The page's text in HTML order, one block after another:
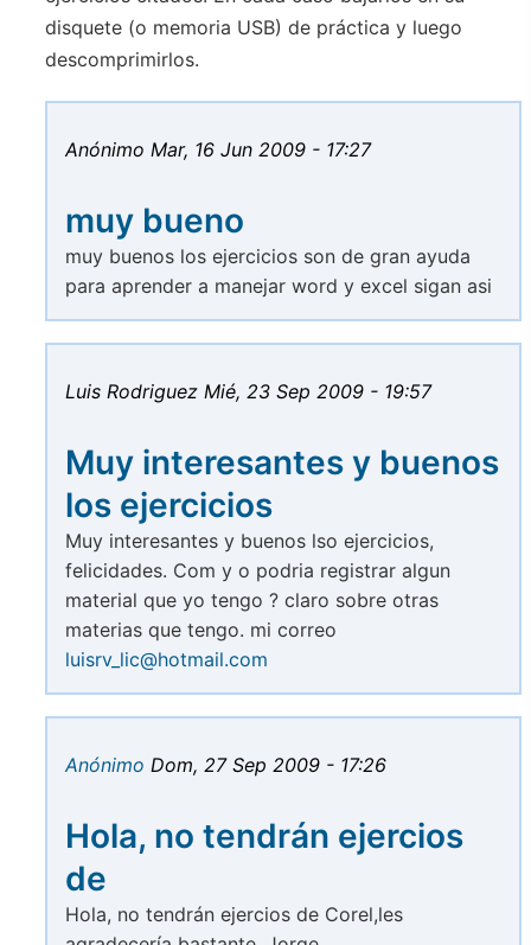
disquete (o memoria USB) de práctica y luego
descomprimirlos.
Anónimo Mar, 16 Jun 2009 - 17:27
muy bueno
muy buenos los ejercicios son de gran ayuda
para aprender a manejar word y excel sigan asi
Luis Rodriguez Mié, 23 Sep 2009 - 19:57
Muy interesantes y buenos
los ejercicios
Muy interesantes y buenos lso ejercicios,
felicidades. Com y o podria registrar algun
material que yo tengo ? claro sobre otras
materias que tengo. mi correo
luisrv_lic@hotmail.com
Anónimo Dom, 27 Sep 2009 - 17:26
Hola, no tendrán ejercios
de
Hola, no tendrán ejercios de Corel,les